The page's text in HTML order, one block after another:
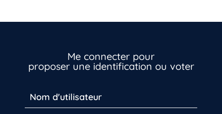
Me connecter pour
proposer une identification ou voter